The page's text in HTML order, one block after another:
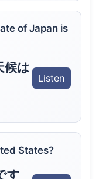
of Japan is
候は
Listen
States?
す